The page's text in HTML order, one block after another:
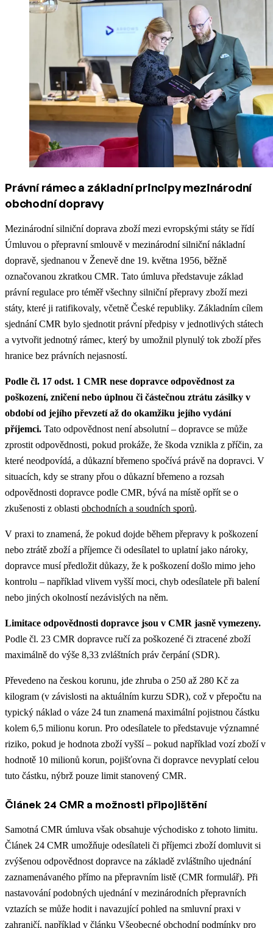
Právní rámec a základní principy mezinárodní
obchodní dopravy
Mezinárodní silniční doprava zboží mezi evropskými státy se řídí
Úmluvou o přepravní smlouvě v mezinárodní silniční nákladní
dopravě, sjednanou v Ženevě dne 19. května 1956, běžně
označovanou zkratkou CMR. Tato úmluva představuje základ
právní regulace pro téměř všechny silniční přepravy zboží mezi
státy, které ji ratifikovaly, včetně České republiky. Základním cílem
sjednání CMR bylo sjednotit právní předpisy v jednotlivých státech
a vytvořit jednotný rámec, který by umožnil plynulý tok zboží přes
hranice bez právních nejasností.
Podle čl. 17 odst. 1 CMR nese dopravce odpovědnost za
poškození, zničení nebo úplnou či částečnou ztrátu zásilky v
období od jejího převzetí až do okamžiku jejího vydání
příjemci. Tato odpovědnost není absolutní – dopravce se může
zprostit odpovědnosti, pokud prokáže, že škoda vznikla z příčin, za
které neodpovídá, a důkazní břemeno spočívá právě na dopravci. V
situacích, kdy se strany přou o důkazní břemeno a rozsah
odpovědnosti dopravce podle CMR, bývá na místě opřít se o
zkušenosti z oblasti obchodních a soudních sporů.
V praxi to znamená, že pokud dojde během přepravy k poškození
nebo ztrátě zboží a příjemce či odesílatel to uplatní jako nároky,
dopravce musí předložit důkazy, že k poškození došlo mimo jeho
kontrolu – například vlivem vyšší moci, chyb odesílatele při balení
nebo jiných okolností nezávislých na něm.
Limitace odpovědnosti dopravce jsou v CMR jasně vymezeny.
Podle čl. 23 CMR dopravce ručí za poškozené či ztracené zboží
maximálně do výše 8,33 zvláštních práv čerpání (SDR).
Převedeno na českou korunu, jde zhruba o 250 až 280 Kč za
kilogram (v závislosti na aktuálním kurzu SDR), což v přepočtu na
typický náklad o váze 24 tun znamená maximální pojistnou částku
kolem 6,5 milionu korun. Pro odesílatele to představuje významné
riziko, pokud je hodnota zboží vyšší – pokud například vozí zboží v
hodnotě 10 milionů korun, pojišťovna či dopravce nevyplatí celou
tuto částku, nýbrž pouze limit stanovený CMR.
Článek 24 CMR a možnosti připojištění
Samotná CMR úmluva však obsahuje východisko z tohoto limitu.
Článek 24 CMR umožňuje odesílateli či příjemci zboží domluvit si
zvýšenou odpovědnost dopravce na základě zvláštního ujednání
zaznamenávaného přímo na přepravním listě (CMR formulář). Při
nastavování podobných ujednání v mezinárodních přepravních
vztazích se může hodit i navazující pohled na smluvní praxi v
zahraničí, například v článku Všeobecné obchodní podmínky pro